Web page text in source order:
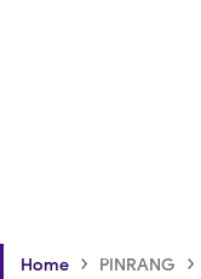
Home › PINRANG ›